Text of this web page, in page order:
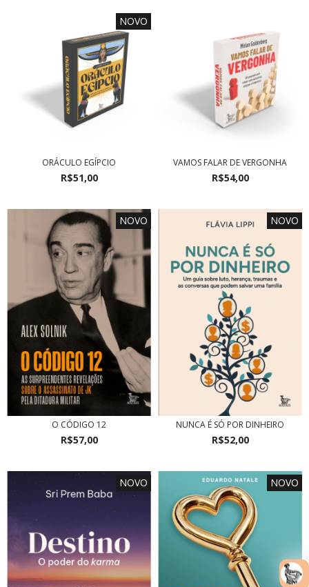
NOVO
ORÁCULO EGÍPCIO
R$51,00
VAMOS FALAR DE VERGONHA
R$54,00
NOVO
O CÓDIGO 12
R$57,00
NOVO
NUNCA É SÓ POR DINHEIRO
R$52,00
NOVO NOVO